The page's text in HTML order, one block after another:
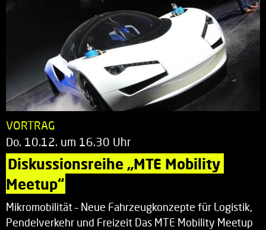
VORTRAG
Do. 10.12. um 16.30 Uhr
Diskussionsreihe „MTE Mobility
Meetup“
Mikromobilität – Neue Fahrzeugkonzepte für Logistik,
Pendelverkehr und Freizeit Das MTE Mobility Meetup